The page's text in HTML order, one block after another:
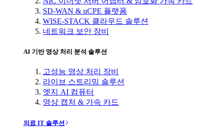
SD-WAN & uCPE 플랫폼
WISE-STACK 클라우드 솔루션
네트워크 보안 장비
AI 기반 영상 처리 분석 솔루션
고성능 영상 처리 장비
라이브 스트리밍 솔루션
엣지 AI 컴퓨터
영상 캡처 & 가속 카드
의료 IT 솔루션